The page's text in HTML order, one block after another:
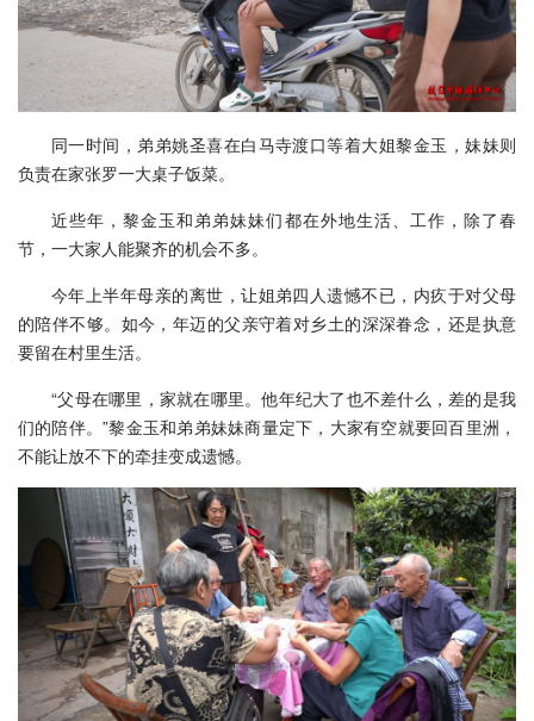
同一时间，弟弟姚圣喜在白马寺渡口等着大姐黎金玉，妹妹则
负责在家张罗一大桌子饭菜。
近些年，黎金玉和弟弟妹妹们都在外地生活、工作，除了春
节，一大家人能聚齐的机会不多。
今年上半年母亲的离世，让姐弟四人遗憾不已，内疚于对父母
的陪伴不够。如今，年迈的父亲守着对乡土的深深眷念，还是执意
要留在村里生活。
“父母在哪里，家就在哪里。他年纪大了也不差什么，差的是我
们的陪伴。”黎金玉和弟弟妹妹商量定下，大家有空就要回百里洲，
不能让放不下的牵挂变成遗憾。